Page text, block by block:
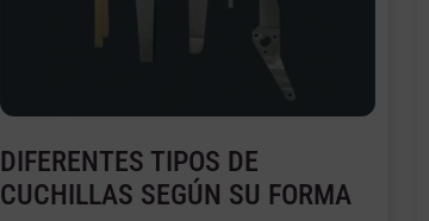
DIFERENTES TIPOS DE
CUCHILLAS SEGÚN SU FORMA